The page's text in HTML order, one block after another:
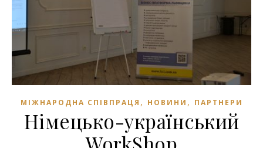
МІЖНАРОДНА СПІВПРАЦЯ , НОВИНИ , ПАРТНЕРИ
Німецько-український